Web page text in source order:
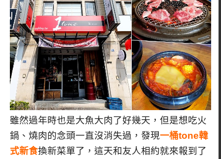
雖然過年時也是大魚大肉了好幾天，但是想吃火
鍋、燒肉的念頭一直沒消失過，發現一桶tone韓
式新食換新菜單了，這天和友人相約就來報到了